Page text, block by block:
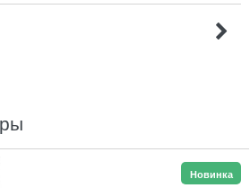
Новинка